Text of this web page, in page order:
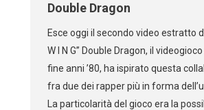
Double Dragon
Esce oggi il secondo video estratto
W I N G” Double Dragon, il
fine anni ’80, ha ispirato questa
fra due dei rapper più in forma
La particolarità del gioco era la